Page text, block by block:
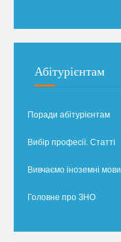
Абітурієнтам
Поради абітурієнтам
Вибір професії. Статті
Вивчаємо іноземні мови
Головне про ЗНО